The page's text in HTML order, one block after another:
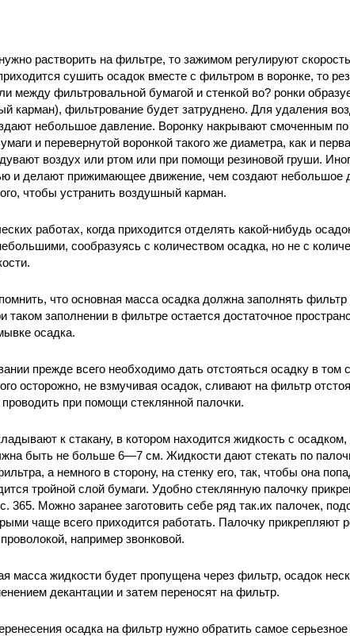
растворить на фильтре, то зажимом регулируют
сушить осадок вместе с фильтром в воронке, то
между фильтровальной бумагой и стенкой во? ронки
карман), фильтрование будет затруднено. Для удаления
небольшое давление. Воронку накрывают смоченным
и перевернутой воронкой такого же диаметра, как и
воздух или ртом или при помощи резиновой груши.
и делают прижимающее движение, чем создают небольшое
чтобы устранить воздушный карман.
работах, когда приходится отделять какой-нибудь
сообразуясь с количеством осадка, но не с
что основная масса осадка должна заполнять
таком заполнении в фильтре остается достаточное
осадка.
прежде всего необходимо дать отстояться осадку в том
осторожно, не взмучивая осадок, сливают на фильтр
при помощи стеклянной палочки.
к стакану, в котором находится жидкость с
быть не больше 6—7 см. Жидкости дают стекать по
а немного в сторону, на стенку его, так, чтобы она
тройной слой бумаги. Удобно стеклянную палочку
365. Можно заранее заготовить себе ряд так.их палочек,
чаще всего приходится работать. Палочку прикрепляют
например звонковой.
масса жидкости будет пропущена через фильтр, осадок
декантации и затем переносят на фильтр.
осадка на фильтр нужно обратить самое серьезное